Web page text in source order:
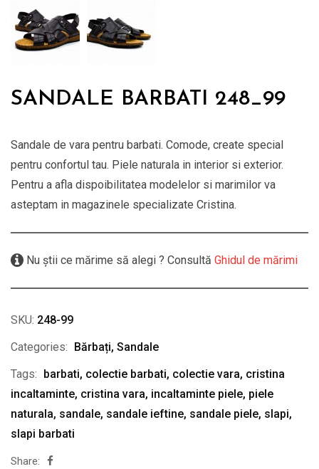
SANDALE BARBATI 248_99
Sandale de vara pentru barbati. Comode, create special
pentru confortul tau. Piele naturala in interior si exterior.
Pentru a afla dispoibilitatea modelelor si marimilor va
asteptam in magazinele specializate Cristina.
Nu știi ce mărime să alegi ? Consultă Ghidul de mărimi
SKU: 248-99
Categories: Bărbați, Sandale
Tags: barbati, colectie barbati, colectie vara, cristina
incaltaminte, cristina vara, incaltaminte piele, piele
naturala, sandale, sandale ieftine, sandale piele, slapi,
slapi barbati
Share: